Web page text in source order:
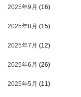
2025年9月 (16)
2025年8月 (15)
2025年7月 (12)
2025年6月 (26)
2025年5月 (11)